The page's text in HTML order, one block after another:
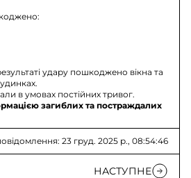
удару пошкоджено вікна та
в умовах постійних тривог.
загиблих та постраждалих
23 груд. 2025 р., 08:54:46
НАСТУПНЕ